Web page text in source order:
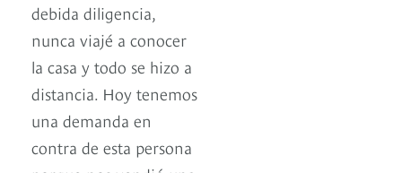
debida diligencia,
nunca viajé a conocer
la casa y todo se hizo a
distancia. Hoy tenemos
una demanda en
contra de esta persona